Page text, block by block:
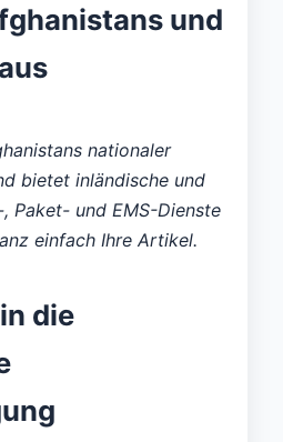
und
nationaler
bietet inländische und
Paket- und EMS-Dienste
einfach Ihre Artikel.
die